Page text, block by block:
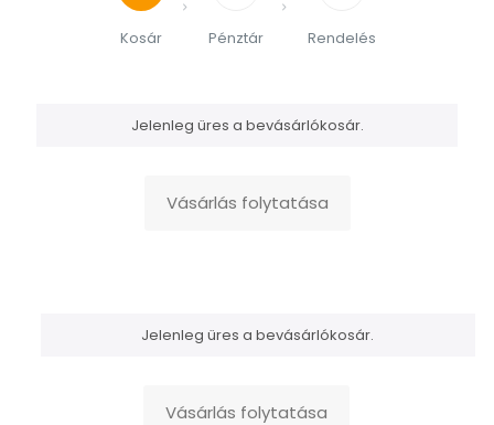
Kosár Pénztár Rendelés
Jelenleg üres a bevásárlókosár.
Vásárlás folytatása
Jelenleg üres a bevásárlókosár.
Vásárlás folytatása